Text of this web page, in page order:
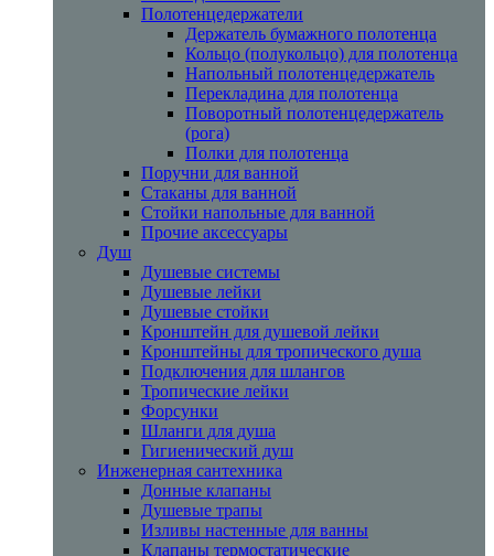
Полотенцедержатели
Держатель бумажного полотенца
Кольцо (полукольцо) для полотенца
Напольный полотенцедержатель
Перекладина для полотенца
Поворотный полотенцедержатель
(рога)
Полки для полотенца
Поручни для ванной
Стаканы для ванной
Стойки напольные для ванной
Прочие аксессуары
Душ
Душевые системы
Душевые лейки
Душевые стойки
Кронштейн для душевой лейки
Кронштейны для тропического душа
Подключения для шлангов
Тропические лейки
Форсунки
Шланги для душа
Гигиенический душ
Инженерная сантехника
Донные клапаны
Душевые трапы
Изливы настенные для ванны
Клапаны термостатические